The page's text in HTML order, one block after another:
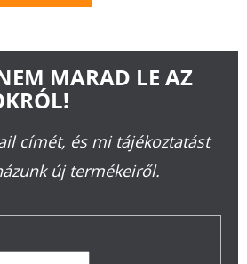
MARAD LE AZ
címét, és mi tájékoztatást
új termékeiről.